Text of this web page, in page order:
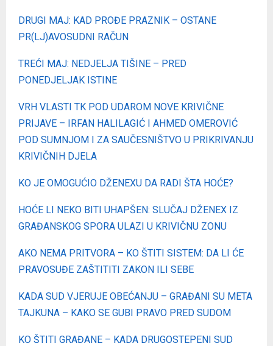
DRUGI MAJ: KAD PROĐE PRAZNIK – OSTANE
PR(LJ)AVOSUDNI RAČUN
TREĆI MAJ: NEDJELJA TIŠINE – PRED
PONEDJELJAK ISTINE
VRH VLASTI TK POD UDAROM NOVE KRIVIČNE
PRIJAVE – IRFAN HALILAGIĆ I AHMED OMEROVIĆ
POD SUMNJOM I ZA SAUČESNIŠTVO U PRIKRIVANJU
KRIVIČNIH DJELA
KO JE OMOGUĆIO DŽENEXU DA RADI ŠTA HOĆE?
HOĆE LI NEKO BITI UHAPŠEN: SLUČAJ DŽENEX IZ
GRAĐANSKOG SPORA ULAZI U KRIVIČNU ZONU
AKO NEMA PRITVORA – KO ŠTITI SISTEM: DA LI ĆE
PRAVOSUĐE ZAŠTITITI ZAKON ILI SEBE
KADA SUD VJERUJE OBEĆANJU – GRAĐANI SU META
TAJKUNA – KAKO SE GUBI PRAVO PRED SUDOM
KO ŠTITI GRAĐANE – KADA DRUGOSTEPENI SUD